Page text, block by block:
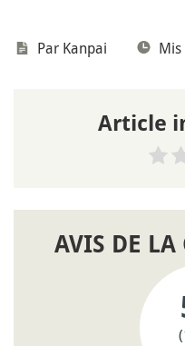
Par Kanpai
Article
AVIS DE